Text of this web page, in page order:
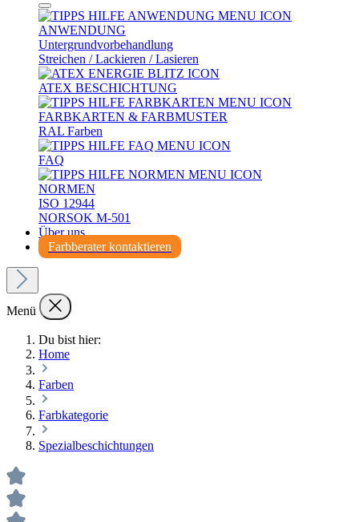
ANWENDUNG
Untergrundvorbehandlung
Streichen / Lackieren / Lasieren
ATEX BESCHICHTUNG
FARBKARTEN & FARBMUSTER
RAL Farben
FAQ
NORMEN
ISO 12944
NORSOK M-501
Über uns
Farbberater kontaktieren
Menü
Du bist hier:
Home
Farben
Farbkategorie
Spezialbeschichtungen